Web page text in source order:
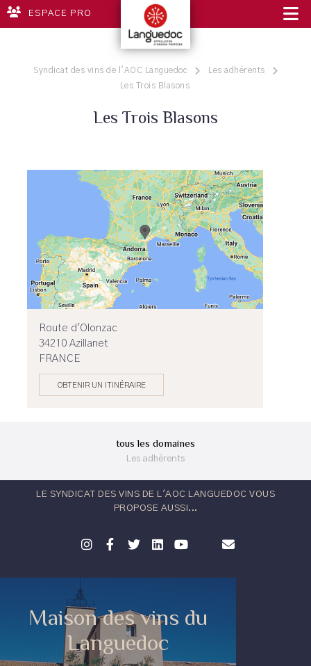
ESPACE PRO
Syndicat des vins de l'AOC Languedoc
Les adhérents
Les Trois Blasons
Les Trois Blasons
Route d'Olonzac
34210 Azillanet
FRANCE
OBTENIR UN ITINÉRAIRE
tous les domaines
Les adhérents
LE SYNDICAT DES VINS DE L'AOC LANGUEDOC VOUS
PROPOSE AUSSI...
Maison des vins du
Languedoc